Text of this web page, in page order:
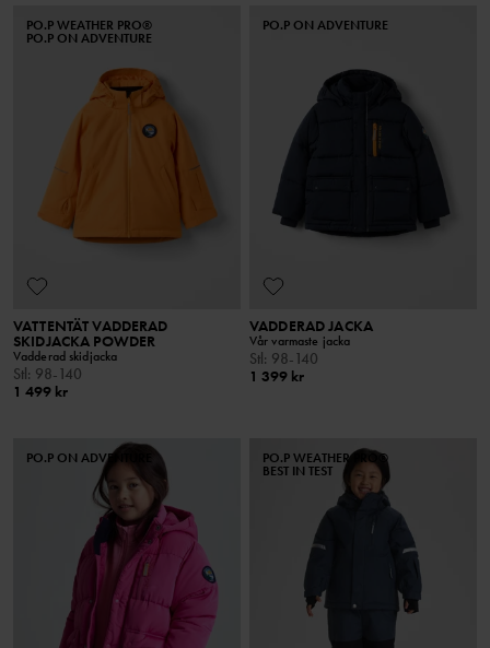
PO.P WEATHER PRO®
PO.P ON ADVENTURE
VATTENTÄT VADDERAD
SKIDJACKA POWDER
Vadderad skidjacka
Stl: 98-140
1 499 kr
PO.P ON ADVENTURE
VADDERAD JACKA
Vår varmaste jacka
Stl: 98-140
1 399 kr
PO.P ON ADVENTURE PO.P WEATHER PRO®
BEST IN TEST